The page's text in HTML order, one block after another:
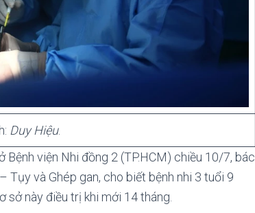
Duy Hiệu.
viện Nhi đồng 2 (TP.HCM) chiều 10/7, bác
Tụy và Ghép gan, cho biết bệnh nhi 3 tuổi 9
sở này điều trị khi mới 14 tháng.